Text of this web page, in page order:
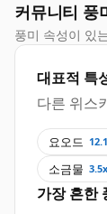
커뮤니티 풍
풍미 속성이 있
대표적 특
다른 위스
요오드
소금물 3.5x
가장 흔한